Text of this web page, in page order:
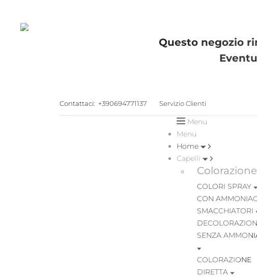
Questo negozio
Contattaci: +390694771137 Servizio Clienti
Menu
Menu
Home
Capelli
Colorazione
COLORI SPRAY
CON
SMACCHIATORI
SENZA
COLORAZIONE
DIRETTA